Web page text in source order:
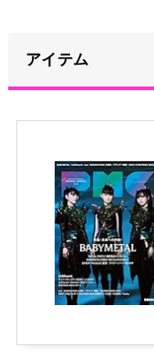
な違いあったの知りま
【朗報】高瀬くる
で？今日から友達ね！」
日本独自企画・限
JAPAN EDITION)」着弾
【BABYMETAL】
アイテム